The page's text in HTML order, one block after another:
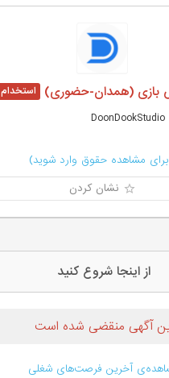
بازی (همدان-حضوری)
مشاهده حقوق وارد شوید)
نشان کردن
از اینجا شروع کنید
آگهی منقضی شده است
آخرین فرصت‌های شغلی